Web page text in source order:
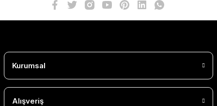
Kurumsal
Alışveriş